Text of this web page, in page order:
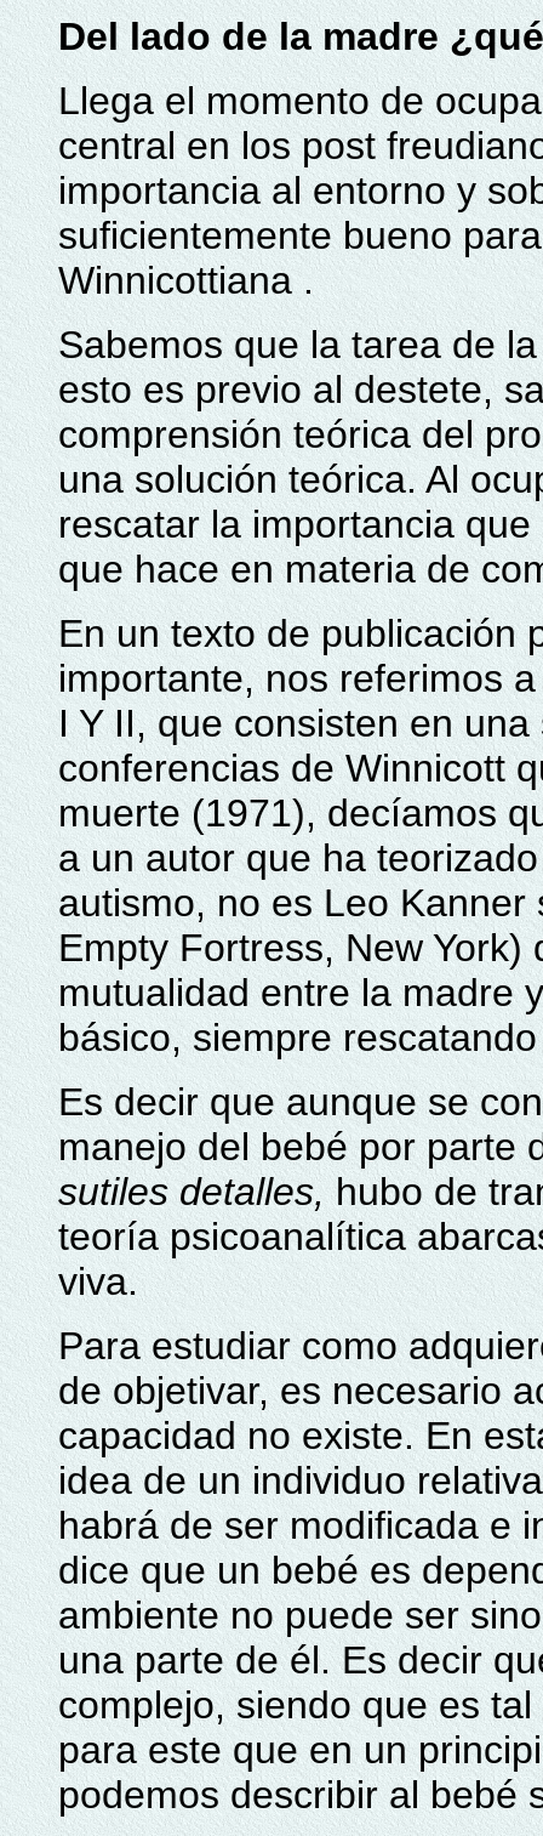
Del lado de la madre
Llega el momento de
central en los post
importancia al entorno y
suficientemente bueno
Winnicottiana .
Sabemos que la tarea de
esto es previo al destete,
comprensión teórica del
una solución teórica. Al
rescatar la importancia
que hace en materia de
En un texto de publicación
importante, nos referimos
I Y II, que consisten en
conferencias de Winnicott
muerte (1971), decíamos
a un autor que ha
autismo, no es Leo
Empty Fortress, New
mutualidad entre la madre
básico, siempre
Es decir que aunque se
manejo del bebé por parte
sutiles detalles,hubo de
teoría psicoanalítica
viva.
Para estudiar como
de objetivar, es necesario
capacidad no existe. En
idea de un individuo
habrá de ser modificada e
dice que un bebé es
ambiente no puede ser
una parte de él. Es decir
complejo, siendo que es
para este que en un
podemos describir al bebé